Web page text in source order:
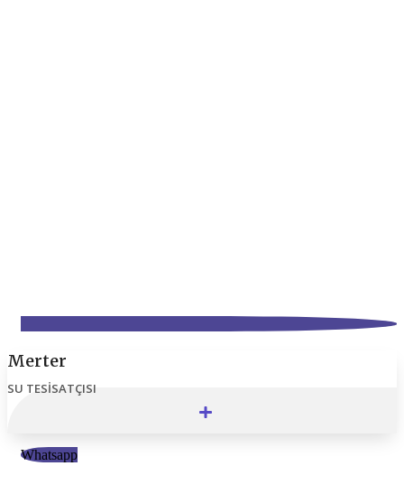
Merter
SU TESISATÇISI
Whatsapp